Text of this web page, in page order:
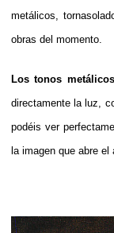
metálicos,
obras del momento.
Los tonos metálicos
directamente la luz,
podéis ver
la imagen que abre el